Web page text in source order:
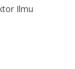
Ilmu